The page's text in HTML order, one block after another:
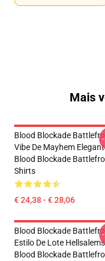
Mais
Blood Blockade
Vibe De Mayhem Elegante
Blood Blockade
Shirts
€ 24,38 - € 28,06
Blood Blockade
Estilo De Lote Hellsalems
Blood Blockade